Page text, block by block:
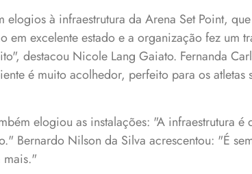
elogios à infraestrutura da Arena Set Point,
em excelente estado e a organização fez um
destacou Nicole Lang Gaiato. Fernanda
é muito acolhedor, perfeito para os atletas
elogiou as instalações: "A infraestrutura
Bernardo Nilson da Silva acrescentou: "É
mais."